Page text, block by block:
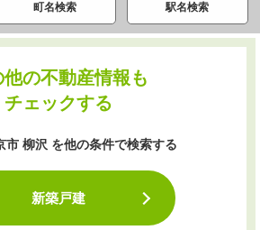
町名検索 駅名検索
他の不動産情報も
チェックする
市 柳沢 を他の条件で検索する
新築戸建